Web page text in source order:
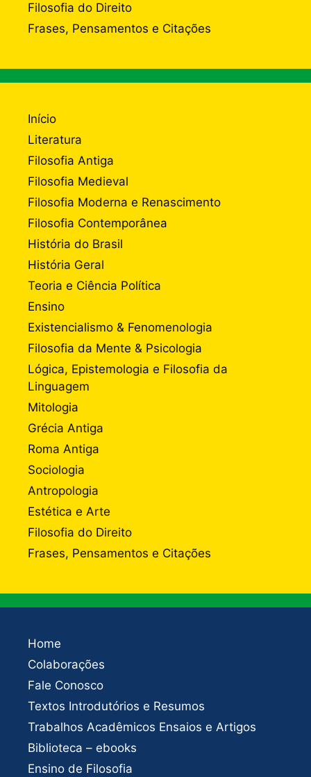
Filosofia do Direito
Frases, Pensamentos e Citações
Início
Literatura
Filosofia Antiga
Filosofia Medieval
Filosofia Moderna e Renascimento
Filosofia Contemporânea
História do Brasil
História Geral
Teoria e Ciência Política
Ensino
Existencialismo & Fenomenologia
Filosofia da Mente & Psicologia
Lógica, Epistemologia e Filosofia da
Linguagem
Mitologia
Grécia Antiga
Roma Antiga
Sociologia
Antropologia
Estética e Arte
Filosofia do Direito
Frases, Pensamentos e Citações
Home
Colaborações
Fale Conosco
Textos Introdutórios e Resumos
Trabalhos Acadêmicos Ensaios e Artigos
Biblioteca – ebooks
Ensino de Filosofia